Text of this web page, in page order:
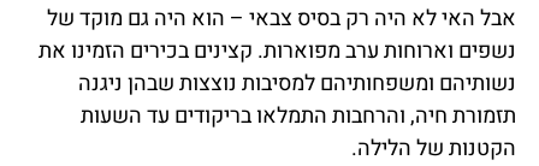
אבל האי לא היה רק בסיס צבאי – הוא היה גם מוקד של
נשפים וארוחות ערב מפוארות. קצינים בכירים הזמינו את
נשותיהם ומשפחותיהם למסיבות נוצצות שבהן ניגנה
תזמורת חיה, והרחבות התמלאו בריקודים עד השעות
הקטנות של הלילה.